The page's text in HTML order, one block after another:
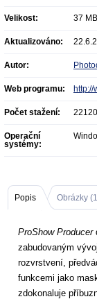
Velikost: 37 MB
Aktualizováno:
Autor:
Web programu:
Počet stažení:
Operační
systémy:
Popis Obrázky (1
ProShow Producer
zabudovaným
rozvrstvení,
funkcemi jako
zdokonaluje